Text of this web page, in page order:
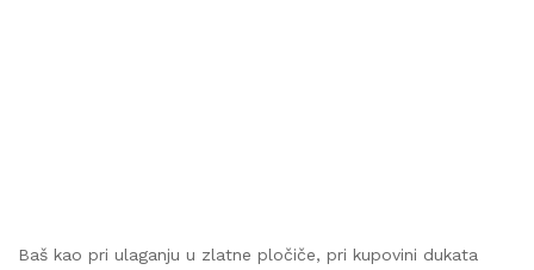
Baš kao pri ulaganju u zlatne pločiče, pri kupovini dukata